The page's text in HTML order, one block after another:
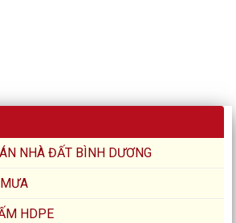
NHÀ ĐẤT BÌNH DƯƠNG
HDPE